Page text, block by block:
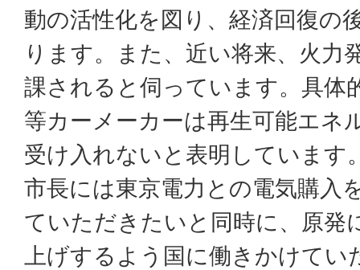
動の活性化を図り、経済回復の
ります。また、近い将来、火力
課されると伺っています。具体
等カーメーカーは再生可能エネ
受け入れないと表明しています
市長には東京電力との電気購入
ていただきたいと同時に、原発
上げするよう国に働きかけてい